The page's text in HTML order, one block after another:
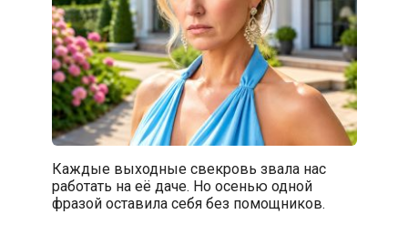
Каждые выходные свекровь звала нас
работать на её даче. Но осенью одной
фразой оставила себя без помощников.